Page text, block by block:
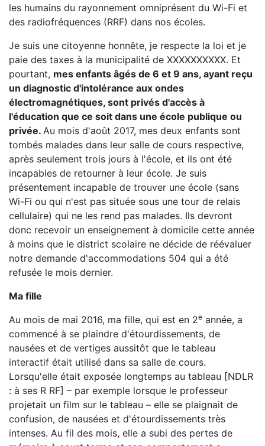
les humains du rayonnement omniprésent du Wi-Fi et
des radiofréquences (RRF) dans nos écoles.
Je suis une citoyenne honnête, je respecte la loi et je
paie des taxes à la municipalité de XXXXXXXXXX. Et
pourtant, mes enfants âgés de 6 et 9 ans, ayant reçu
un diagnostic d'intolérance aux ondes
électromagnétiques, sont privés d'accès à
l'éducation que ce soit dans une école publique ou
privée. Au mois d'août 2017, mes deux enfants sont
tombés malades dans leur salle de cours respective,
après seulement trois jours à l'école, et ils ont été
incapables de retourner à leur école. Je suis
présentement incapable de trouver une école (sans
Wi-Fi ou qui n'est pas située sous une tour de relais
cellulaire) qui ne les rend pas malades. Ils devront
donc recevoir un enseignement à domicile cette année
à moins que le district scolaire ne décide de réévaluer
notre demande d'accommodations 504 qui a été
refusée le mois dernier.
Ma fille
Au mois de mai 2016, ma fille, qui est en 2e année, a
commencé à se plaindre d'étourdissements, de
nausées et de vertiges aussitôt que le tableau
interactif était utilisé dans sa salle de cours.
Lorsqu'elle était exposée longtemps au tableau [NDLR
: à ses R RF] – par exemple lorsque le professeur
projetait un film sur le tableau – elle se plaignait de
confusion, de nausées et d'étourdissements très
intenses. Au fil des mois, elle a subi des pertes de